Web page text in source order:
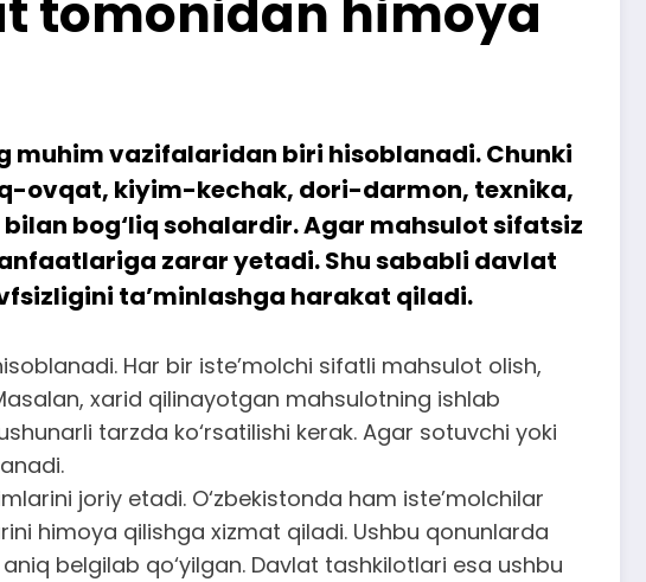
tomonidan himoya
muhim vazifalaridan biri hisoblanadi. Chunki
ovqat, kiyim-kechak, dori-darmon, texnika,
bog‘liq sohalardir. Agar mahsulot sifatsiz
zarar yetadi. Shu sababli davlat
ta’minlashga harakat qiladi.
Har bir iste’molchi sifatli mahsulot olish,
xarid qilinayotgan mahsulotning ishlab
tarzda ko‘rsatilishi kerak. Agar sotuvchi yoki
joriy etadi. O‘zbekistonda ham iste’molchilar
himoya qilishga xizmat qiladi. Ushbu qonunlarda
belgilab qo‘yilgan. Davlat tashkilotlari esa ushbu